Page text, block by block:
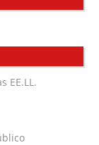
EE.LL.